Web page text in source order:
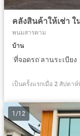
คลังสินค้าให้เช่า
พนมสารคาม
บ้าน
·ที่จอดรถ·ลานระเบียง
เป็นครั้งแรกเมื่อ 2 สัปดา
1 /12